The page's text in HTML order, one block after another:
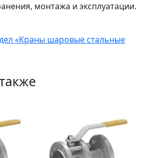
монтажа и эксплуатации.
«Краны шаровые стальные